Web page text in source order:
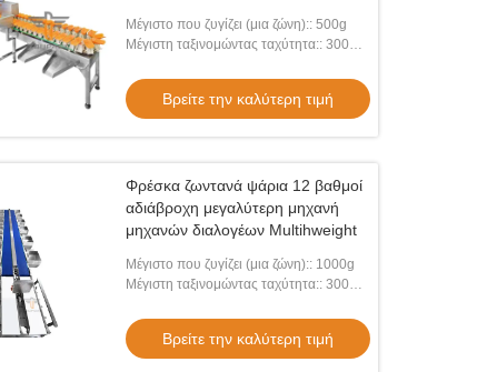
Μέγιστο που ζυγίζει (μια ζώνη):: 500g
Μέγιστη ταξινομώντας ταχύτητα:: 300
Βρείτε την καλύτερη τιμή
Φρέσκα ζωντανά ψάρια 12 βαθμοί
αδιάβροχη μεγαλύτερη μηχανή
μηχανών διαλογέων Multihweight
Μέγιστο που ζυγίζει (μια ζώνη):: 1000g
Μέγιστη ταξινομώντας ταχύτητα:: 300
Βρείτε την καλύτερη τιμή